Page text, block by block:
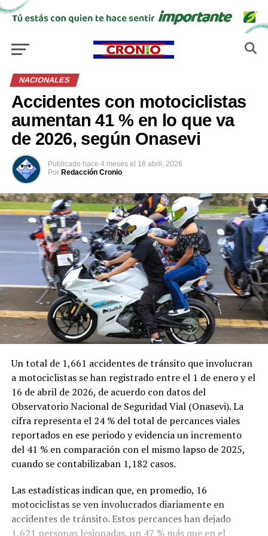
NACIONALES
Accidentes con motociclistas
aumentan 41 % en lo que va
de 2026, según Onasevi
Publicado hace 4 meses el 18 abril, 2026
Por Redacción Cronio
Un total de 1,661 accidentes de tránsito que involucran
a motociclistas se han registrado entre el 1 de enero y el
16 de abril de 2026, de acuerdo con datos del
Observatorio Nacional de Seguridad Vial(Onasevi). La
cifra representa el 24 % del total de percances viales
reportados en ese periodo y evidencia un incremento
del 41 % en comparación con el mismo lapso de 2025,
cuando se contabilizaban 1,182 casos.
Las estadísticas indican que, en promedio, 16
motociclistas se ven involucrados diariamente en
accidentes de tránsito. Estos percances han dejado
1,621 personas lesionadas, un 47 % más que en el